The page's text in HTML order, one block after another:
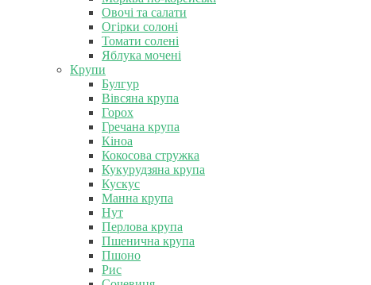
Овочі та салати
Огірки солоні
Томати солені
Яблука мочені
Крупи
Булгур
Вівсяна крупа
Горох
Гречана крупа
Кіноа
Кокосова стружка
Кукурудзяна крупа
Кускус
Манна крупа
Нут
Перлова крупа
Пшенична крупа
Пшоно
Рис